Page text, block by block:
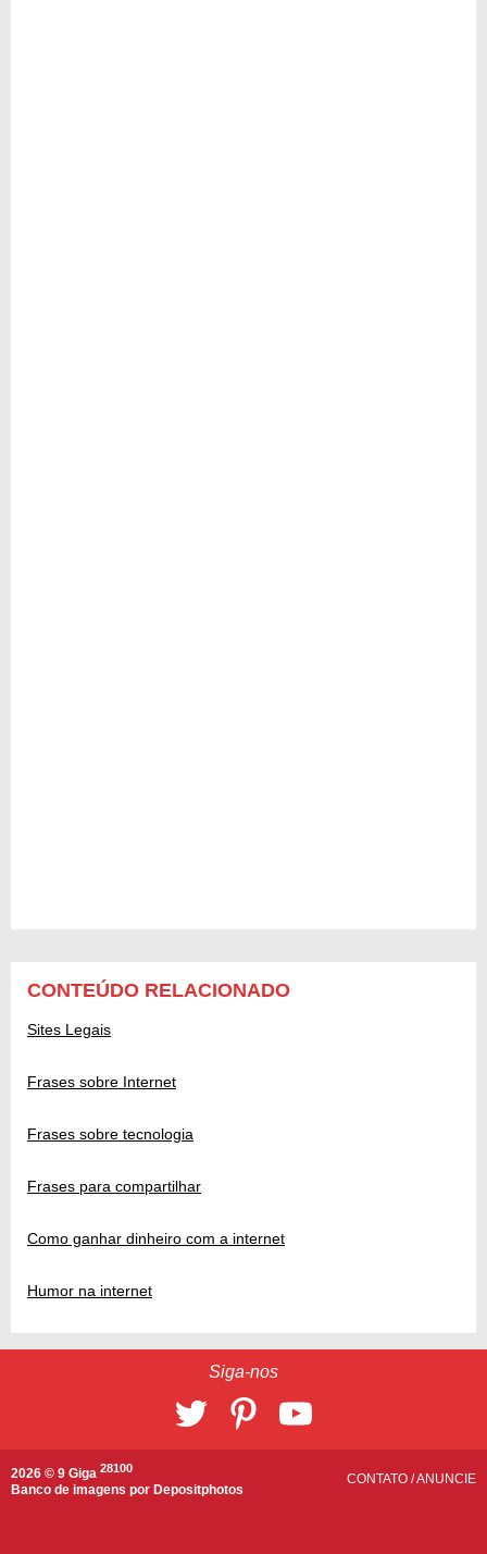
CONTEÚDO RELACIONADO
Sites Legais
Frases sobre Internet
Frases sobre tecnologia
Frases para compartilhar
Como ganhar dinheiro com a internet
Humor na internet
Siga-nos
2026 © 9 Giga 28100
Banco de imagens por Depositphotos
CONTATO /ANUNCIE